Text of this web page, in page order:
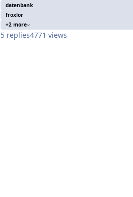
datenbank
froxlor
+2 more
5 replies4771 views